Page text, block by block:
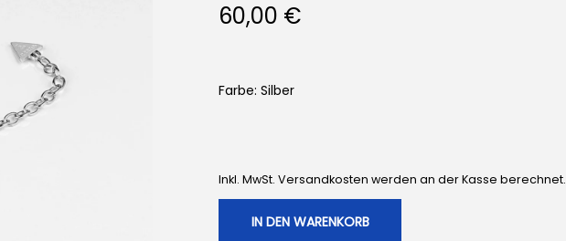
60,00 €
Farbe: Silber
Inkl. MwSt. Versandkosten werden an der Kasse berechnet.
IN DEN WARENKORB